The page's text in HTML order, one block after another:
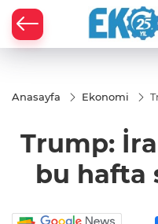
Anasayfa Ekonomi
Trump:
bu hafta